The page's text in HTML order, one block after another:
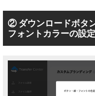
② ダウンロードボタ
フォントカラーの設定